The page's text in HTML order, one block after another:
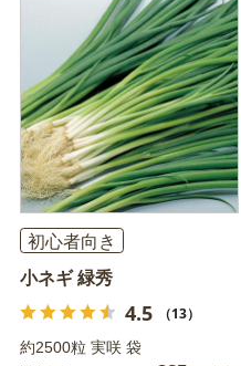
初心者向き
小ネギ 緑秀
4.5 （13）
約2500粒 実咲 袋